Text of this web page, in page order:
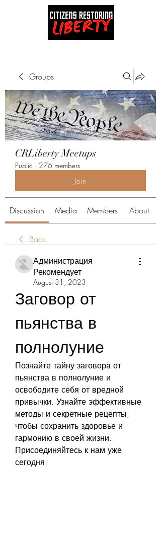
Groups
CRLiberty Meetups
Public · 276 members
Join
Discussion Media Members About
Back
Администрация
Рекомендует
August 31, 2023
Заговор от
пьянства в
полнолуние
Познайте тайну заговора от
пьянства в полнолуние и
освободите себя от вредной
привычки. Узнайте эффективные
методы и секретные рецепты,
чтобы сохранить здоровье и
гармонию в своей жизни.
Присоединяйтесь к нам уже
сегодня!